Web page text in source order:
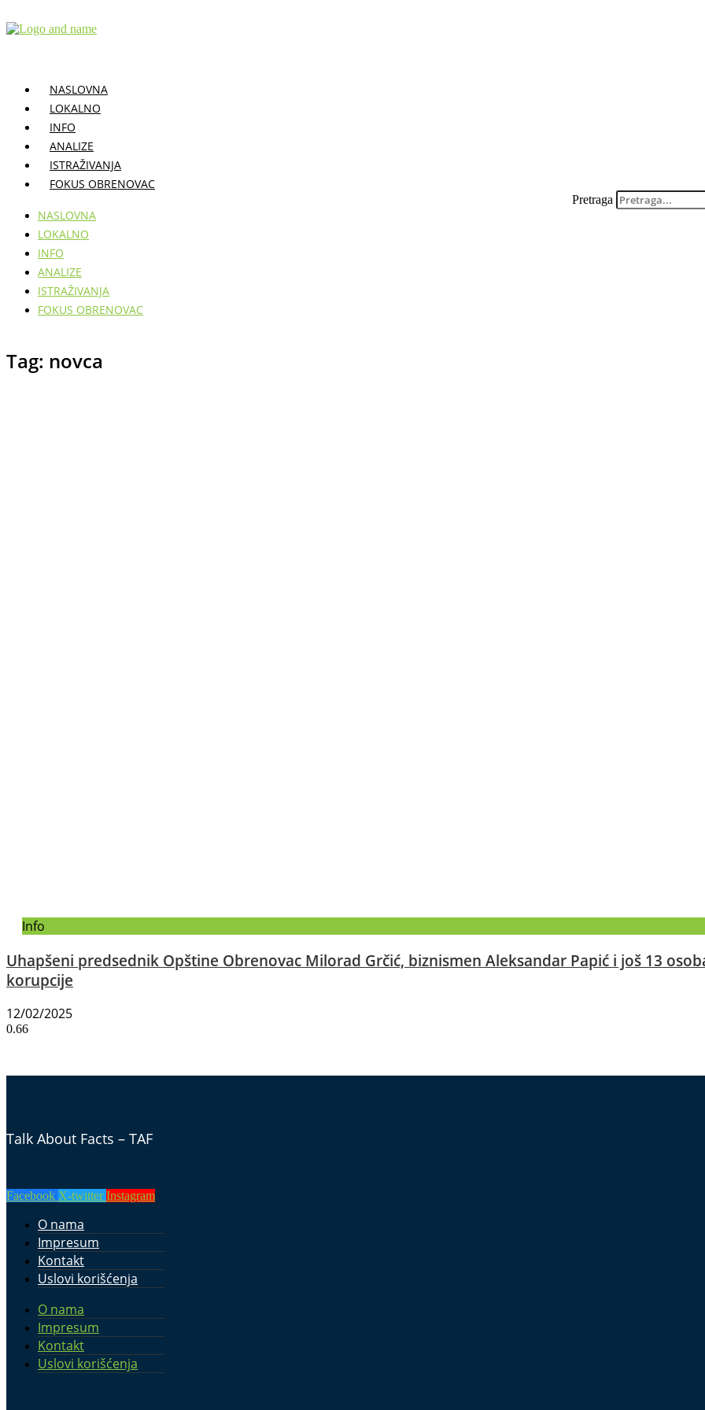
na
NASLOVNA
LOKALNO
INFO
ANALIZE
ISTRAŽIVANJA
FOKUS OBRENOVAC
NASLOVNA
LOKALNO
INFO
ANALIZE
ISTRAŽIVANJA
FOKUS OBRENOVAC
Pretraga
Tag: novca
Info
Uhapšeni predsednik Opštine Obrenovac Milorad Grčić, biznismen Aleksandar Papić i još 13
korupcije
12/02/2025
Talk About Facts – TAF
Facebook X-twitter Instagram
O nama
Impresum
Kontakt
Uslovi korišćenja
O nama
Impresum
Kontakt
Uslovi korišćenja